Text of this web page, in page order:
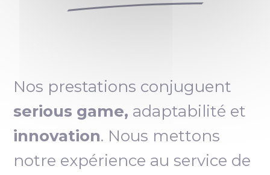
Nos prestations conjuguent
serious game, adaptabilité et
innovation. Nous mettons
notre expérience au service de